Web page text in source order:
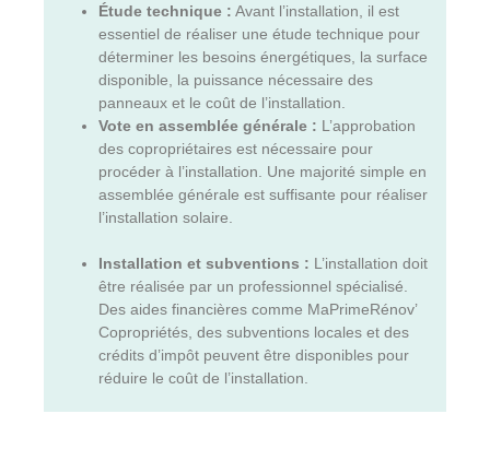
Étude technique : Avant l’installation, il est
essentiel de réaliser une étude technique pour
déterminer les besoins énergétiques, la surface
disponible, la puissance nécessaire des
panneaux et le coût de l’installation.
Vote en assemblée générale : L’approbation
des copropriétaires est nécessaire pour
procéder à l’installation. Une majorité simple en
assemblée générale est suffisante pour réaliser
l’installation solaire.
Installation et subventions : L’installation doit
être réalisée par un professionnel spécialisé.
Des aides financières comme MaPrimeRénov’
Copropriétés, des subventions locales et des
crédits d’impôt peuvent être disponibles pour
réduire le coût de l’installation.